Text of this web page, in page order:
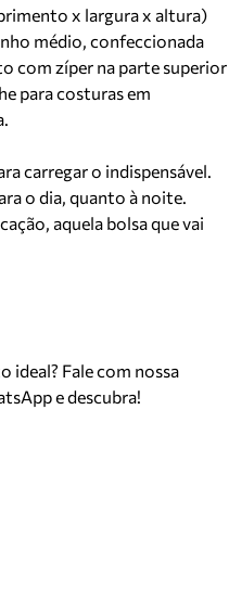
x largura x altura)
médio, confeccionada
com zíper na parte superior
para costuras em
carregar o indispensável.
o dia, quanto à noite.
aquela bolsa que vai
ideal? Fale com nossa
e descubra!